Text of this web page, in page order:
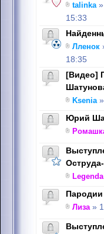
talinka»
15:33
Лленок
18:35
[Видео]
Ksenia»
Юрий
Legenda
Лиза»